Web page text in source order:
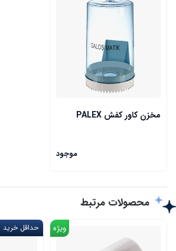
مخزن کاور کفش PALEX
موجود
محصولات مرتبط
ویژه حداقل خرید ۵ بسته